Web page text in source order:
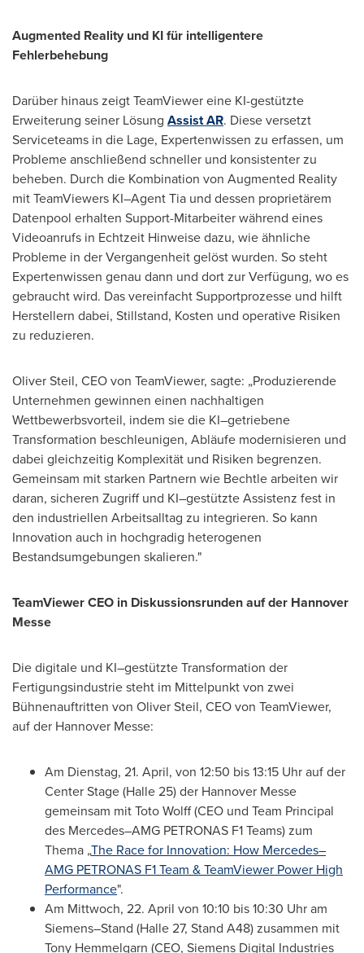
Augmented Reality und KI für intelligentere
Fehlerbehebung
Darüber hinaus zeigt TeamViewer eine KI-gestützte
Erweiterung seiner Lösung Assist AR. Diese versetzt
Serviceteams in die Lage, Expertenwissen zu erfassen, um
Probleme anschließend schneller und konsistenter zu
beheben. Durch die Kombination von Augmented Reality
mit TeamViewers KI–Agent Tia und dessen proprietärem
Datenpool erhalten Support-Mitarbeiter während eines
Videoanrufs in Echtzeit Hinweise dazu, wie ähnliche
Probleme in der Vergangenheit gelöst wurden. So steht
Expertenwissen genau dann und dort zur Verfügung, wo es
gebraucht wird. Das vereinfacht Supportprozesse und hilft
Herstellern dabei, Stillstand, Kosten und operative Risiken
zu reduzieren.
Oliver Steil, CEO von TeamViewer, sagte: „Produzierende
Unternehmen gewinnen einen nachhaltigen
Wettbewerbsvorteil, indem sie die KI–getriebene
Transformation beschleunigen, Abläufe modernisieren und
dabei gleichzeitig Komplexität und Risiken begrenzen.
Gemeinsam mit starken Partnern wie Bechtle arbeiten wir
daran, sicheren Zugriff und KI–gestützte Assistenz fest in
den industriellen Arbeitsalltag zu integrieren. So kann
Innovation auch in hochgradig heterogenen
Bestandsumgebungen skalieren."
TeamViewer CEO in Diskussionsrunden auf der Hannover
Messe
Die digitale und KI–gestützte Transformation der
Fertigungsindustrie steht im Mittelpunkt von zwei
Bühnenauftritten von Oliver Steil, CEO von TeamViewer,
auf der Hannover Messe:
Am Dienstag, 21. April, von 12:50 bis 13:15 Uhr auf der
Center Stage (Halle 25) der Hannover Messe
gemeinsam mit Toto Wolff (CEO und Team Principal
des Mercedes–AMG PETRONAS F1 Teams) zum
Thema „The Race for Innovation: How Mercedes–
AMG PETRONAS F1 Team & TeamViewer Power High
Performance".
Am Mittwoch, 22. April von 10:10 bis 10:30 Uhr am
Siemens–Stand (Halle 27, Stand A48) zusammen mit
Tony Hemmelgarn (CEO, Siemens Digital Industries